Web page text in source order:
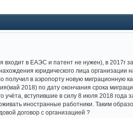
входит в ЕАЭС и патент не нужен), в 2017г
юридического лица организации
получил в аэропорту новую миграционную
2018) по дату окончания срока
учёта, вступившие в силу 8 июля 2018 года
иностранные работники. Таким
договор с организацией ?